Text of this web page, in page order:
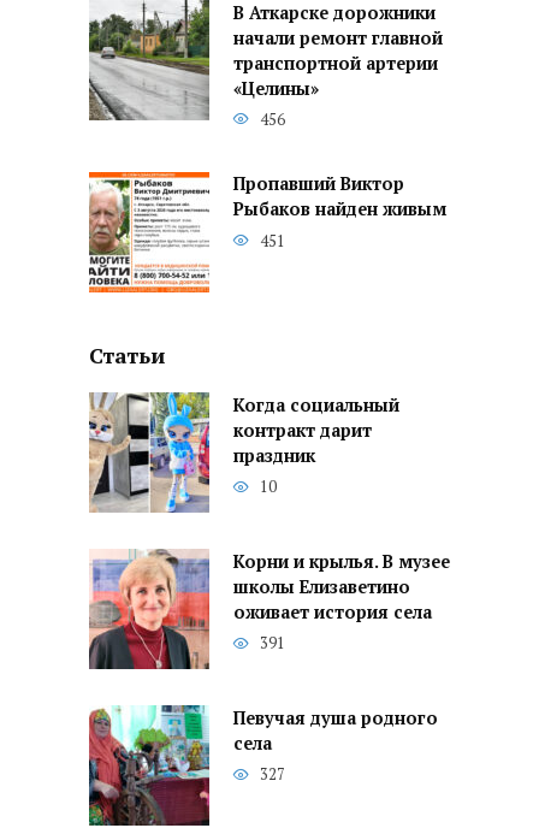
В Аткарске дорожники
начали ремонт главной
транспортной артерии
«Целины»
456
Пропавший Виктор
Рыбаков найден живым
451
Статьи
Когда социальный
контракт дарит
праздник
10
Корни и крылья. В музее
школы Елизаветино
оживает история села
391
Певучая душа родного
села
327